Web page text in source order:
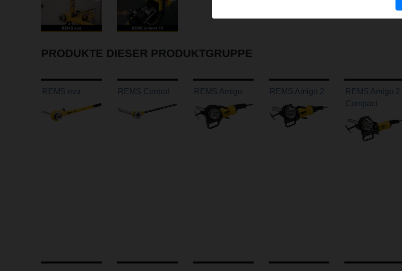
PRODUKTE DIESER PRODUKTGRUPPE
REMS eva REMS Central REMS Amigo REMS Amigo 2
REMS Amigo 2
Compact